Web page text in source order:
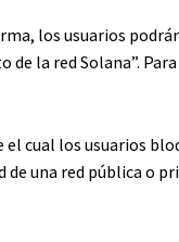
los usuarios
la red Solana”.
cual los usuarios
una red pública o